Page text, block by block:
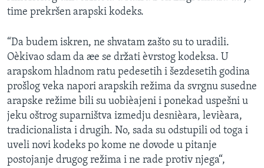
time prekršen arapski kodeks.
“Da budem iskren, ne shvatam zašto su to uradili.
Oèkivao sdam da æe se držati èvrstog kodeksa. U
arapskom hladnom ratu pedesetih i šezdesetih godina
prošlog veka napori arapskih režima da svrgnu susedne
arapske režime bili su uobièajeni i ponekad uspešni u
jeku oštrog suparništva izmedju desnièara, levièara,
tradicionalista i drugih. No, sada su odstupili od toga i
uveli novi kodeks po kome ne dovode u pitanje
postojanje drugog režima i ne rade protiv njega“,